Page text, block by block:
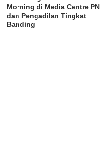
Morning di Media Centre PN
dan Pengadilan Tingkat
Banding